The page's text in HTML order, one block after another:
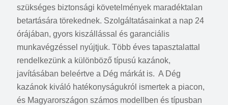
szükséges biztonsági követelmények maradéktalan
betartására törekednek. Szolgáltatásainkat a nap 24
órájában, gyors kiszállással és garanciális
munkavégzéssel nyújtjuk. Több éves tapasztalattal
rendelkezünk a különböző típusú kazánok,
javításában beleértve a Dég márkát is. A Dég
kazánok kiváló hatékonyságukról ismertek a piacon,
és Magyarországon számos modellben és típusban